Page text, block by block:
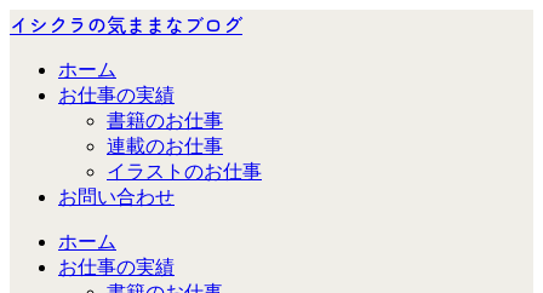
イシクラの気ままなブログ
ホーム
お仕事の実績
書籍のお仕事
連載のお仕事
イラストのお仕事
お問い合わせ
ホーム
お仕事の実績